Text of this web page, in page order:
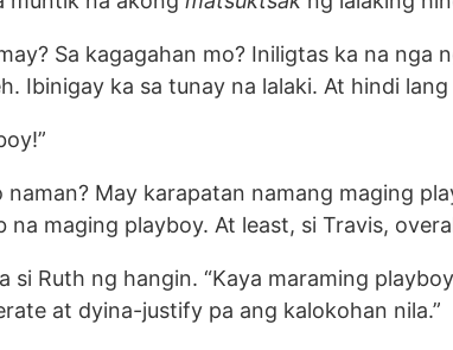
Sa kagagahan mo? Iniligtas ka na nga
Ibinigay ka sa tunay na lalaki. At hindi
naman? May karapatan namang maging
na maging playboy. At least, si Travis,
si Ruth ng hangin. “Kaya maraming
at dyina-justify pa ang kalokohan nila.”